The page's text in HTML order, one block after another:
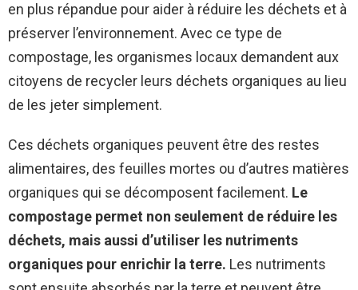
en plus répandue pour aider à réduire les déchets et à
préserver l’environnement. Avec ce type de
compostage, les organismes locaux demandent aux
citoyens de recycler leurs déchets organiques au lieu
de les jeter simplement.
Ces déchets organiques peuvent être des restes
alimentaires, des feuilles mortes ou d’autres matières
organiques qui se décomposent facilement. Le
compostage permet non seulement de réduire les
déchets, mais aussi d’utiliser les nutriments
organiques pour enrichir la terre. Les nutriments